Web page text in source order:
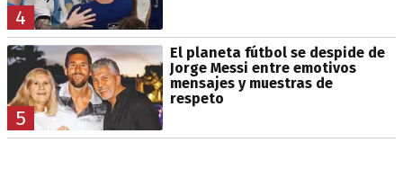
4
5
El planeta fútbol se despide de
Jorge Messi entre emotivos
mensajes y muestras de
respeto